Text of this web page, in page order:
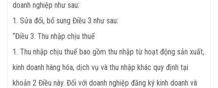
doanh nghiệp như sau:
1. Sửa đổi, bổ sung Điều 3 như sau:
“Điều 3. Thu nhập chịu thuế
1. Thu nhập chịu thuế bao gồm thu nhập từ hoạt động sản xuất,
kinh doanh hàng hóa, dịch vụ và thu nhập khác quy định tại
khoản 2 Điều này. Đối với doanh nghiệp đăng ký kinh doanh và